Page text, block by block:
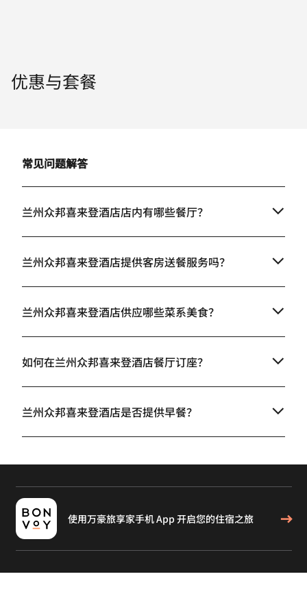
优惠与套餐
常见问题解答
兰州众邦喜来登酒店店内有哪些餐厅？
兰州众邦喜来登酒店提供客房送餐服务吗？
兰州众邦喜来登酒店供应哪些菜系美食？
如何在兰州众邦喜来登酒店餐厅订座？
兰州众邦喜来登酒店是否提供早餐？
使用万豪旅享家手机 App 开启您的住宿之旅